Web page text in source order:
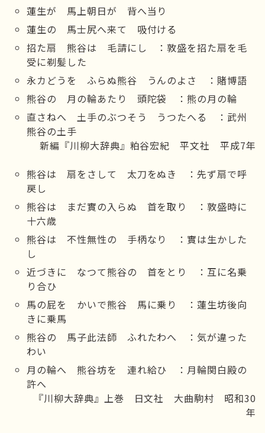
蓮生が 馬上朝日が 背へ当り
蓮生の 馬士尻へ来て 吸付ける
招た扇 熊谷は 毛請にし ：敦盛を招た扇を毛
受に剃髪した
永カどうを ふらぬ熊谷 うんのよさ ：賭博語
熊谷の 月の輪あたり 頭陀袋 ：熊の月の輪
直さねへ 土手のぶつそう うつたへる ：武州
熊谷の土手
新編『川柳大辞典』粕谷宏紀 平文社 平成7年
熊谷は 扇をさして 太刀をぬき ：先ず扇で呼
戻し
熊谷は まだ實の入らぬ 首を取り ：敦盛時に
十六歳
熊谷は 不性無性の 手柄なり ：實は生かした
し
近づきに なつて熊谷の 首をとり ：互に名乗
り合ひ
馬の屁を かいで熊谷 馬に乗り ：蓮生坊後向
きに乗馬
熊谷の 馬子此法師 ふれたわへ ：気が違った
わい
月の輪へ 熊谷坊を 連れ給ひ ：月輪関白殿の
許へ
『川柳大辞典』上巻 日文社 大曲駒村 昭和30
年